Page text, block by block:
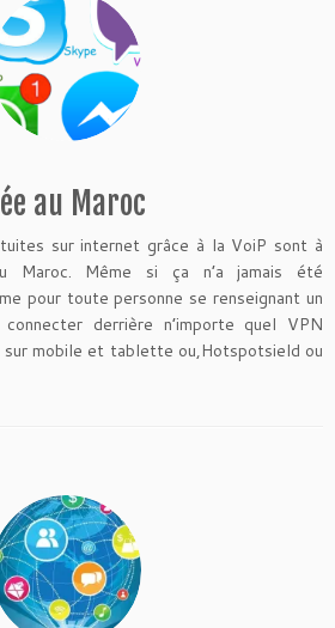
au Maroc
sur internet grâce à la VoiP sont à
Maroc. Même si ça n’a jamais été
pour toute personne se renseignant un
derrière n’importe quel VPN
mobile et tablette ou,Hotspotsield ou